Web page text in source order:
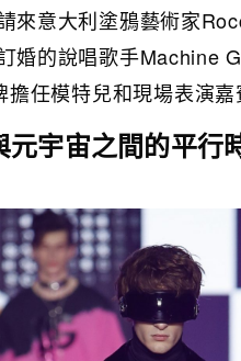
來意大利塗鴉藝術家
婚的說唱歌手Machine
任模特兒和現場表演嘉
宇宙之間的平行